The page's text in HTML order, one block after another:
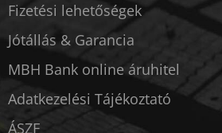
Fizetési lehetőségek
Jótállás & Garancia
MBH Bank online áruhitel
Adatkezelési Tájékoztató
ÁSZF